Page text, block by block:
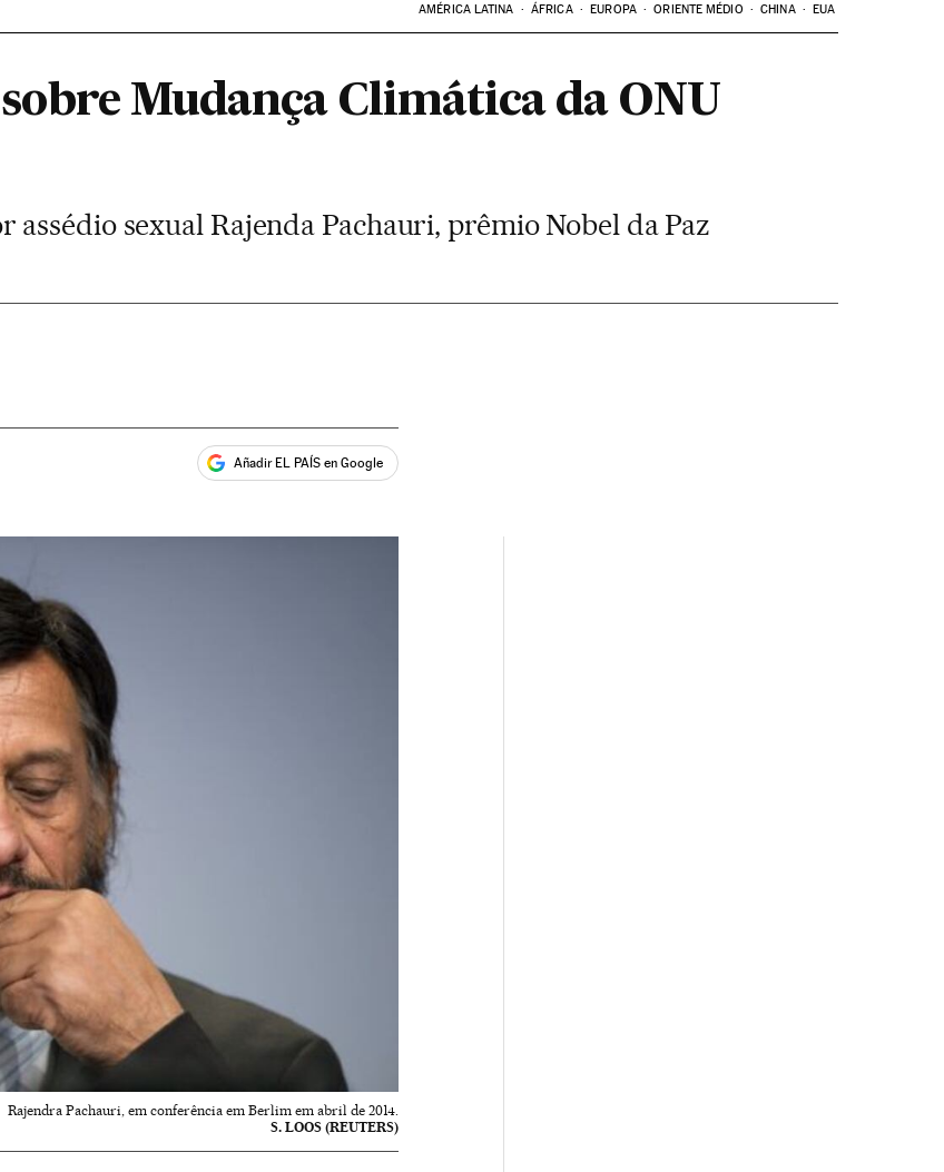
AMÉRICA LATINA ÁFRICA EUROPA ORIENTE MÉDIO CHINA EUA
Mudança Climática da ONU
assédio sexual Rajenda Pachauri, prêmio Nobel da Paz
Añadir EL PAÍS en Google
Rajendra Pachauri, em conferência em Berlim em abril de 2014.
S. LOOS (REUTERS)